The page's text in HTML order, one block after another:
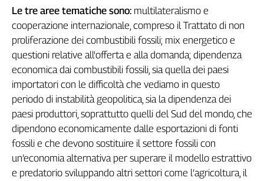
Sicilia
Trentino
Umbria
Valle
D'Aosta
Veneto
Archivio
Storico
1955-
2014
Le tre aree tematiche sono: multilateralismo e
cooperazione internazionale, compreso il Trattato di non
proliferazione dei combustibili fossili; mix energetico e
questioni relative all'offerta e alla domanda; dipendenza
economica dai combustibili fossili, sia quella dei paesi
importatori con le difficoltà che vediamo in questo
periodo di instabilità geopolitica, sia la dipendenza dei
paesi produttori, soprattutto quelli del Sud del mondo, che
dipendono economicamente dalle esportazioni di fonti
fossili e che devono sostituire il settore fossili con
un’economia alternativa per superare il modello estrattivo
e predatorio sviluppando altri settori come l’agricoltura, il